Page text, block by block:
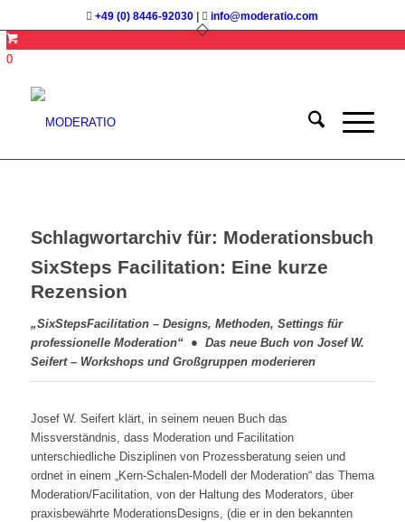
+49 (0) 8446-92030 info@moderatio.com
0
Schlagwortarchiv für: Moderationsbuch
SixSteps Facilitation: Eine kurze
Rezension
„SixStepsFacilitation – Designs, Methoden, Settings für
professionelle Moderation“ ● Das neue Buch von Josef W.
Seifert – Workshops und Großgruppen moderieren
Josef W. Seifert klärt, in seinem neuen Buch das
Missverständnis, dass Moderation und Facilitation
unterschiedliche Disziplinen von Prozessberatung seien und
ordnet in einem „Kern-Schalen-Modell der Moderation“ das Thema
Moderation/Facilitation, von der Haltung des Moderators, über
praxisbewährte ModerationsDesigns, (die er in den bekannten